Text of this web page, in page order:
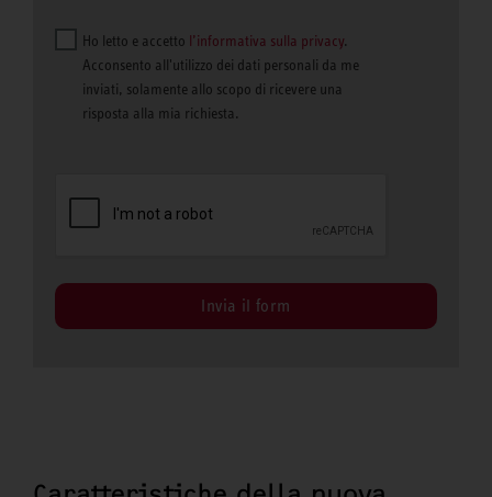
Ho letto e accetto l’informativa sulla privacy.
Acconsento all'utilizzo dei dati personali da me
inviati, solamente allo scopo di ricevere una
risposta alla mia richiesta.
Invia il form